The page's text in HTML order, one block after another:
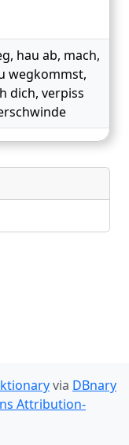
, hau ab, mach,
wegkommst,
dich, verpiss
via DBnary
Attribution-